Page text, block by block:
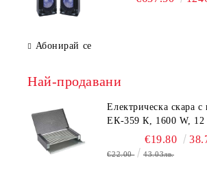
Абонирай се
Най-продавани
Електрическа скара
ЕК-359 К, 1600 W, 12
тръбни нагревятеля
€19.80
€22.00 43.03лв.